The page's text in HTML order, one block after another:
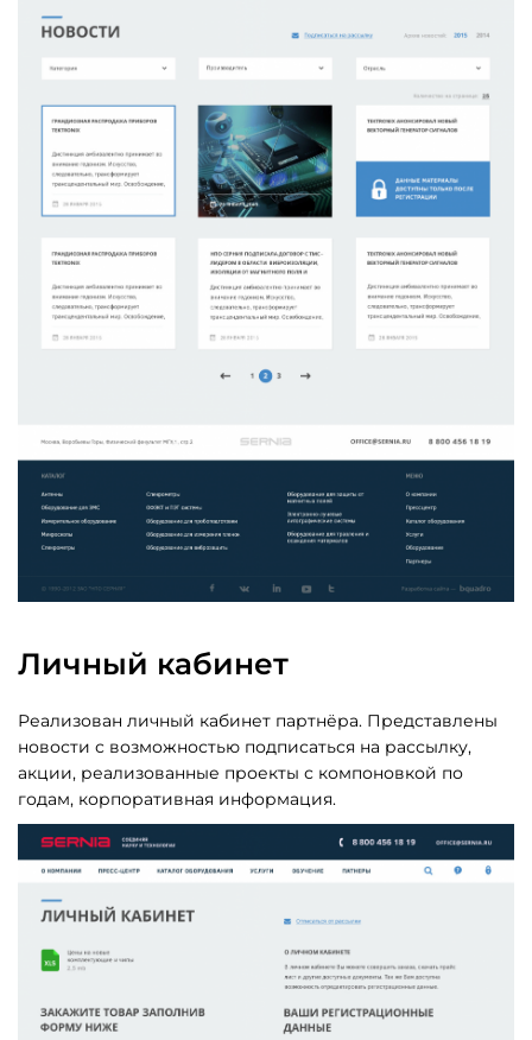
Личный кабинет
Реализован личный кабинет партнёра. Представлены
новости с возможностью подписаться на рассылку,
акции, реализованные проекты с компоновкой по
годам, корпоративная информация.